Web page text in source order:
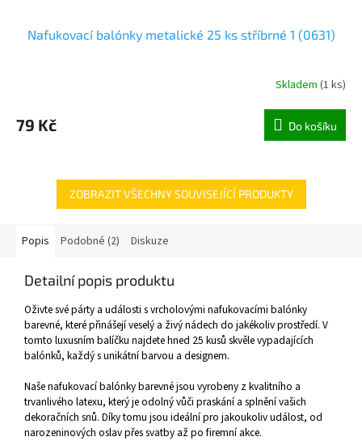
Nafukovací balónky metalické 25 ks stříbrné 1 (0631)
Skladem (1 ks)
79 Kč Do košíku
ZOBRAZIT VŠECHNY SOUVISEJÍCÍ PRODUKTY
Popis Podobné (2) Diskuze
Detailní popis produktu
Oživte své párty a události s vrcholovými nafukovacími balónky
barevné, které přinášejí veselý a živý nádech do jakékoliv prostředí. V
tomto luxusním balíčku najdete hned 25 kusů skvěle vypadajících
balónků, každý s unikátní barvou a designem.
Naše nafukovací balónky barevné jsou vyrobeny z kvalitního a
trvanlivého latexu, který je odolný vůči praskání a splnění vašich
dekoračních snů. Díky tomu jsou ideální pro jakoukoliv událost, od
narozeninových oslav přes svatby až po firemní akce.